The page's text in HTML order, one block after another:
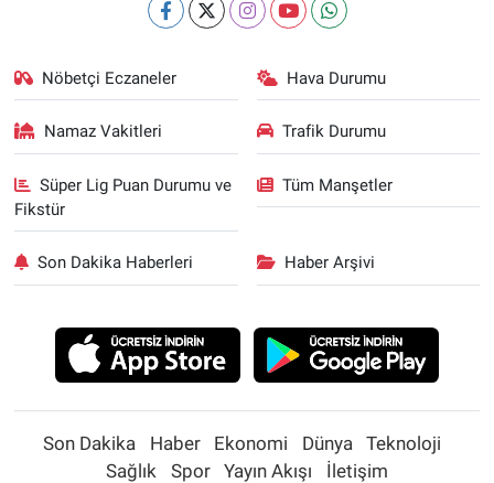
Nöbetçi Eczaneler Hava Durumu
Namaz Vakitleri Trafik Durumu
Süper Lig Puan Durumu ve
Fikstür
Tüm Manşetler
Son Dakika Haberleri Haber Arşivi
Son Dakika Haber Ekonomi Dünya
Teknoloji
Sağlık
Spor Yayın Akışı İletişim